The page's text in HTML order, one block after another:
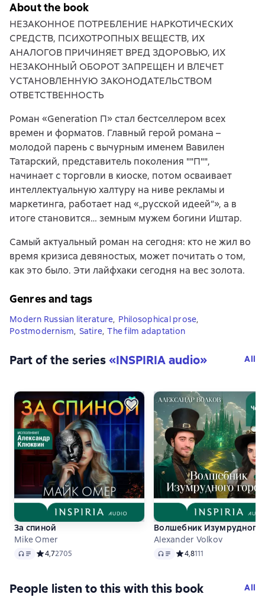
About the book
НЕЗАКОННОЕ ПОТРЕБЛЕНИЕ НАРКОТИЧЕСКИХ
СРЕДСТВ, ПСИХОТРОПНЫХ ВЕЩЕСТВ, ИХ
АНАЛОГОВ ПРИЧИНЯЕТ ВРЕД ЗДОРОВЬЮ, ИХ
НЕЗАКОННЫЙ ОБОРОТ ЗАПРЕЩЕН И ВЛЕЧЕТ
УСТАНОВЛЕННУЮ ЗАКОНОДАТЕЛЬСТВОМ
ОТВЕТСТВЕННОСТЬ
Роман «Generation П» стал бестселлером всех
времен и форматов. Главный герой романа –
молодой парень с вычурным именем Вавилен
Татарский, представитель поколения ""П"",
начинает с торговли в киоске, потом осваивает
интеллектуальную халтуру на ниве рекламы и
маркетинга, работает над «„русской идеей“», а в
итоге становится… земным мужем богини Иштар.
Самый актуальный роман на сегодня: кто не жил во
время кризиса девяностых, может почитать о том,
как это было. Эти лайфхаки сегодня на вес золота.
Genres and tags
Modern Russian literature, Philosophical prose,
Postmodernism, Satire, The film adaptation
Part of the series«INSPIRIA audio» All
За спиной
Mike Omer
Audio Средний рейтинг 4,7 на основе 2705 оценок
4,72705
Волшебник Изумрудного
Alexander Volkov
Audio Средний рейтинг 4,8 на
4,8111
People listen to this with this book All